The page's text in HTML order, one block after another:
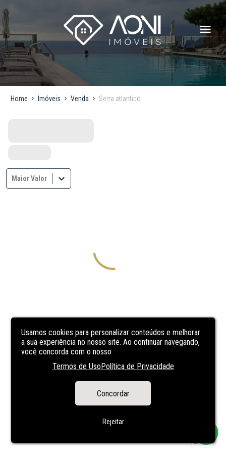
Usamos cookies para personalizar conteúdos e melhorar
a sua experiência no nosso site. Ao continuar navegando,
você concorda com o nosso
Termos de UsoPolítica de Privacidade
Concordar
Rejeitar
Home Imóveis Venda Serra atlantico
Maior Valor